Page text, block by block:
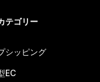
テゴリー
シッピング
EC